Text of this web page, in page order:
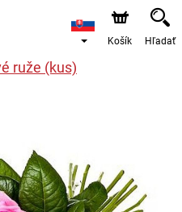
Košík Hľadať
ruže (kus)